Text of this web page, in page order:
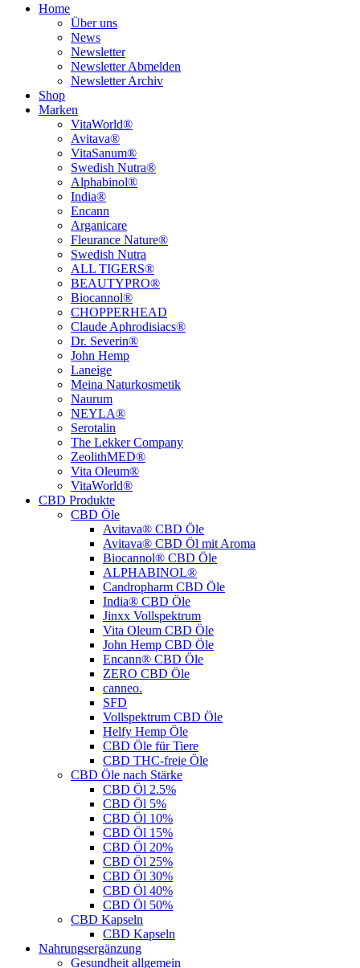
Home
Über uns
News
Newsletter
Newsletter Abmelden
Newsletter Archiv
Shop
Marken
VitaWorld®
Avitava®
VitaSanum®
Swedish Nutra®
Alphabinol®
India®
Encann
Arganicare
Fleurance Nature®
Swedish Nutra
ALL TIGERS®
BEAUTYPRO®
Biocannol®
CHOPPERHEAD
Claude Aphrodisiacs®
Dr. Severin®
John Hemp
Laneige
Meina Naturkosmetik
Naurum
NEYLA®
Serotalin
The Lekker Company
ZeolithMED®
Vita Oleum®
VitaWorld®
CBD Produkte
CBD Öle
Avitava® CBD Öle
Avitava® CBD Öl mit Aroma
Biocannol® CBD Öle
ALPHABINOL®
Candropharm CBD Öle
India® CBD Öle
Jinxx Vollspektrum
Vita Oleum CBD Öle
John Hemp CBD Öle
Encann® CBD Öle
ZERO CBD Öle
canneo.
SFD
Vollspektrum CBD Öle
Helfy Hemp Öle
CBD Öle für Tiere
CBD THC-freie Öle
CBD Öle nach Stärke
CBD Öl 2.5%
CBD Öl 5%
CBD Öl 10%
CBD Öl 15%
CBD Öl 20%
CBD Öl 25%
CBD Öl 30%
CBD Öl 40%
CBD Öl 50%
CBD Kapseln
CBD Kapseln
Nahrungsergänzung
Gesundheit allgemein